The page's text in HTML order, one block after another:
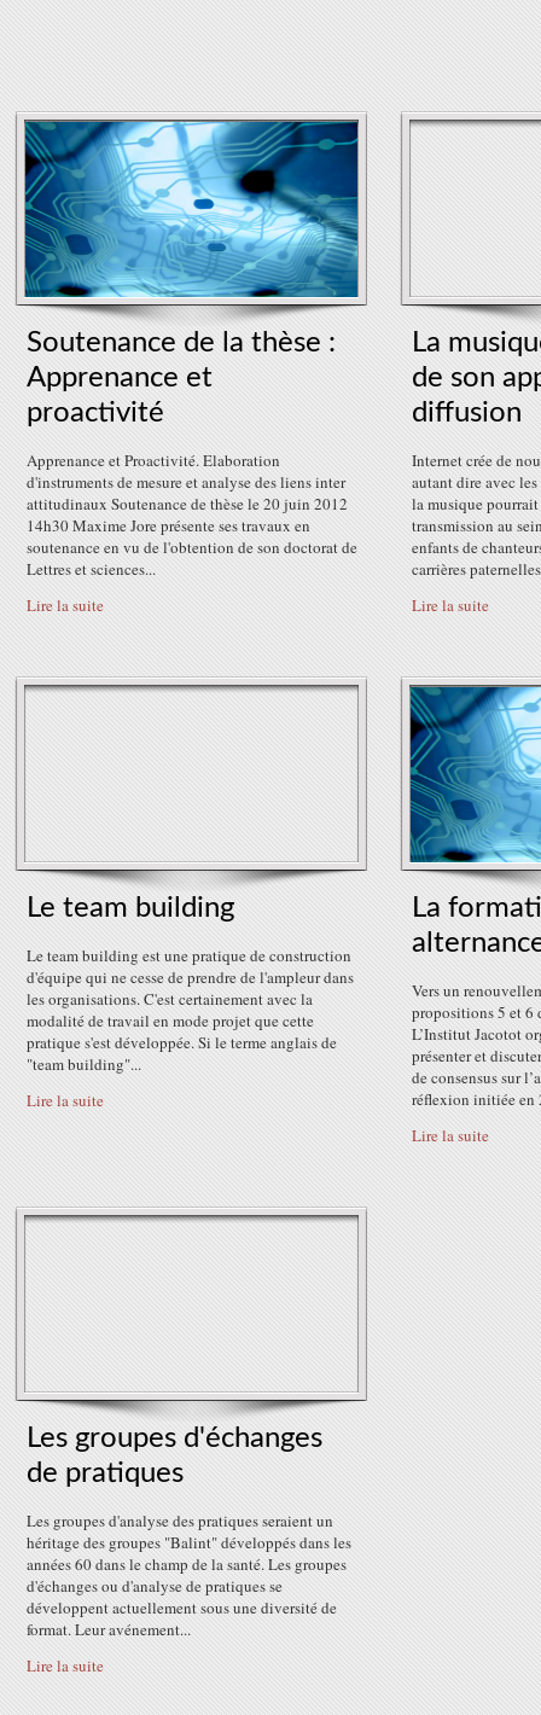
Soutenance de la thèse :
Apprenance et
proactivité
Apprenance et Proactivité. Elaboration
d'instruments de mesure et analyse des liens inter
attitudinaux Soutenance de thèse le 20 juin 2012
14h30 Maxime Jore présente ses travaux en
soutenance en vu de l'obtention de son doctorat de
Lettres et sciences...
Lire la suite
La
de son
diffusion
Internet crée de
autant dire avec
la musique
transmission au
enfants de
carrières
Lire la suite
Le team building
Le team building est une pratique de construction
d'équipe qui ne cesse de prendre de l'ampleur dans
les organisations. C'est certainement avec la
modalité de travail en mode projet que cette
pratique s'est développée. Si le terme anglais de
"team building"...
Lire la suite
La
Vers un
propositions 5 et 6
L’Institut Jacotot
présenter et
de consensus sur
réflexion initiée en
Lire la suite
Les groupes d'échanges
de pratiques
Les groupes d'analyse des pratiques seraient un
héritage des groupes "Balint" développés dans les
années 60 dans le champ de la santé. Les groupes
d'échanges ou d'analyse de pratiques se
développent actuellement sous une diversité de
format. Leur avénement...
Lire la suite